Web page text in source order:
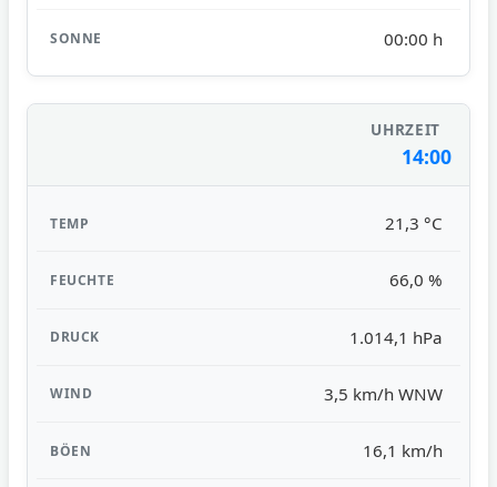
00:00 h
14:00
21,3 °C
66,0 %
1.014,1 hPa
3,5 km/h WNW
16,1 km/h